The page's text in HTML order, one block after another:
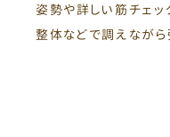
姿勢や詳しい筋チェッ
整体などで調えながら